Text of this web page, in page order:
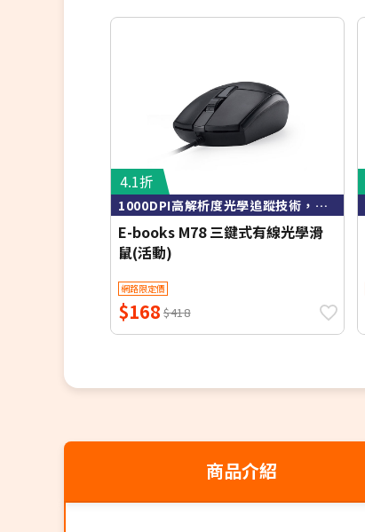
4.1折
1000DPI高解析度光學追蹤技術，定位精準
E-books M78 三鍵式有線光學滑
鼠(活動)
網路限定價
$168 $418
商品介紹